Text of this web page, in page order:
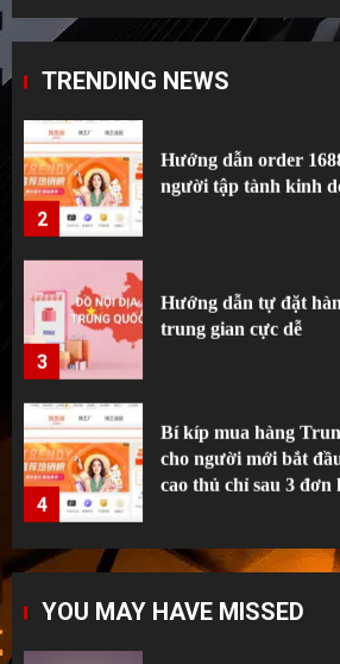
TRENDING NEWS
2
Hướng dẫn order
người tập tành kinh
3
Hướng dẫn tự đặt
trung gian cực dễ
4
Bí kíp mua hàng
cho người mới bắt
cao thủ chỉ sau 3 đơn
5
Hướng Dẫn Tạo Tài
Hàng Trung Quốc
1
tành order Taobao.
YOU MAY HAVE MISSED